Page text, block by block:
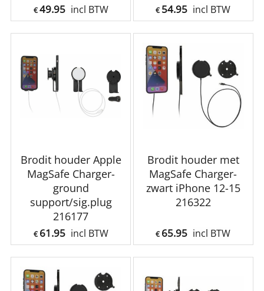
€ 49.95 incl BTW € 54.95 incl BTW
Brodit houder Apple
MagSafe Charger-
ground
support/sig.plug
216177
€ 61.95 incl BTW
Brodit houder met
MagSafe Charger-
zwart iPhone 12-15
216322
€ 65.95 incl BTW